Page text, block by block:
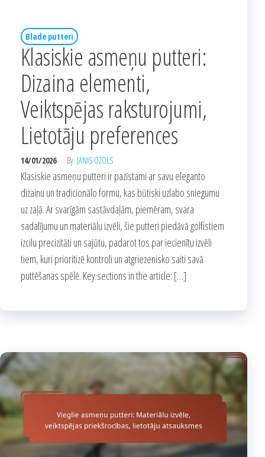
Blade putteri
Klasiskie asmeņu putteri:
Dizaina elementi,
Veiktspējas raksturojumi,
Lietotāju preferences
14/01/2026 By JĀNIS OZOLS
Klasiskie asmeņu putteri ir pazīstami ar savu eleganto
dizainu un tradicionālo formu, kas būtiski uzlabo sniegumu
uz zaļā. Ar svarīgām sastāvdaļām, piemēram, svara
sadalījumu un materiālu izvēli, šie putteri piedāvā golfistiem
izcilu precizitāti un sajūtu, padarot tos par iecienītu izvēli
tiem, kuri prioritizē kontroli un atgriezenisko saiti savā
puttēšanas spēlē. Key sections in the article: […]